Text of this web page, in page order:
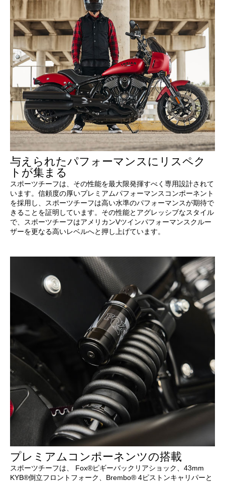
与えられたパフォーマンスにリスペク
トが集まる
スポーツチーフは、その性能を最大限発揮すべく専用設計されて
います。信頼度の厚いプレミアムパフォーマンスコンポーネント
を採用し、スポーツチーフは高い水準のパフォーマンスが期待で
きることを証明しています。その性能とアグレッシブなスタイル
で、スポーツチーフはアメリカンVツインパフォーマンスクルー
ザーを更なる高いレベルへと押し上げています。
プレミアムコンポーネンツの搭載
スポーツチーフは、 Fox®ピギーバックリアショック、43mm
KYB®倒立フロントフォーク、Brembo® 4ピストンキャリパーと